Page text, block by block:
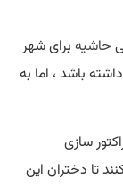
حاشیه برای شهر
باشد ، اما به
سازی
تا دختران این